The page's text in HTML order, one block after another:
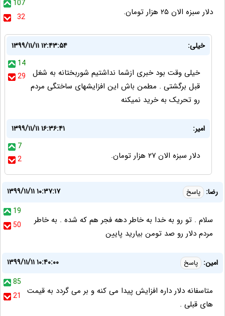
107
32
دلار سبزه الان ۲۵ هزار تومان.
خیلی:
۱۳۹۹/۱۱/۱۱ ۱۲:۴۳:۵۴
14
29
خیلی وقت بود خبری ازشما نداشتیم شوربختانه به شغل
قبل برگشتی . مطمن باش این افزایشهای ساختگی مردم
رو تحریک به خرید نمیکنه
امیر:
۱۳۹۹/۱۱/۱۱ ۱۶:۳۶:۴۱
7
2
دلار سبزه الان ۲۷ هزار تومان.
رضا: پاسخ
۱۳۹۹/۱۱/۱۱ ۱۰:۳۷:۱۷
19
50
سلام . تو رو به خدا به خاطر دهه فجر هم که شده . به خاطر
مردم دلار رو صد تومن بیارید پایین
امین: پاسخ
۱۳۹۹/۱۱/۱۱ ۱۰:۴۰:۰۰
85
21
متاسفانه دلار داره افزایش پیدا می کنه و بر می گردد به قیمت
های قبلی .